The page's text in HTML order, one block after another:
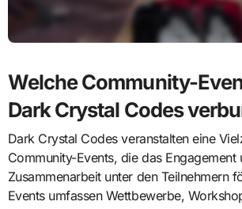
Welche Community-
Dark Crystal Codes
Dark Crystal Codes veranstalten eine
Community-Events, die das Engagement
Zusammenarbeit unter den Teilnehmern
Events umfassen Wettbewerbe,